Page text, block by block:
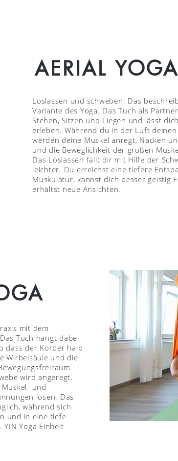
AERIAL YOGA
Loslassen und schweben: Das
Variante des Yoga. Das Tuch als
Stehen, Sitzen und Liegen und lässt
erleben. Während du in der Luft
werden deine Muskel anregt, Nacken
und die Beweglichkeit der großen
Das Loslassen fällt dir mit Hilfe der
leichter. Du erreichst eine tiefere
Muskulatur, kannst dich besser geistig
erhältst neue Ansichten.
mit dem
Tuch hängt dabei
dass der Körper halb
Wirbelsäule und die
wird angeregt,
und
lösen. Das
während sich
und in eine tiefe
YIN Yoga Einheit